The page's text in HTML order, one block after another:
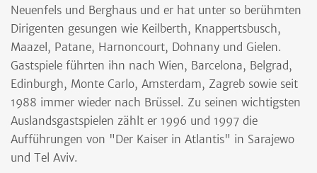
Neuenfels und Berghaus und er hat unter so berühmten
Dirigenten gesungen wie Keilberth, Knappertsbusch,
Maazel, Patane, Harnoncourt, Dohnany und Gielen.
Gastspiele führten ihn nach Wien, Barcelona, Belgrad,
Edinburgh, Monte Carlo, Amsterdam, Zagreb sowie seit
1988 immer wieder nach Brüssel. Zu seinen wichtigsten
Auslandsgastspielen zählt er 1996 und 1997 die
Aufführungen von "Der Kaiser in Atlantis" in Sarajewo
und Tel Aviv.